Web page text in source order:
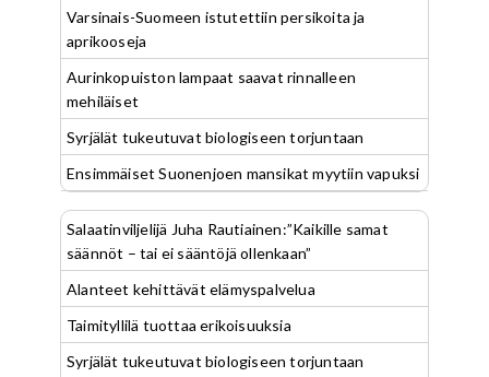
Varsinais-Suomeen istutettiin persikoita ja
aprikooseja
Aurinkopuiston lampaat saavat rinnalleen
mehiläiset
Syrjälät tukeutuvat biologiseen torjuntaan
Ensimmäiset Suonenjoen mansikat myytiin vapuksi
Salaatinviljelijä Juha Rautiainen:”Kaikille samat
säännöt – tai ei sääntöjä ollenkaan”
Alanteet kehittävät elämyspalvelua
Taimityllilä tuottaa erikoisuuksia
Syrjälät tukeutuvat biologiseen torjuntaan